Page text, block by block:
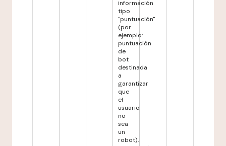
información
tipo
"puntuación"
(por
ejemplo:
puntuación
de
bot
destinada
a
garantizar
que
el
usuario
no
sea
un
robot),